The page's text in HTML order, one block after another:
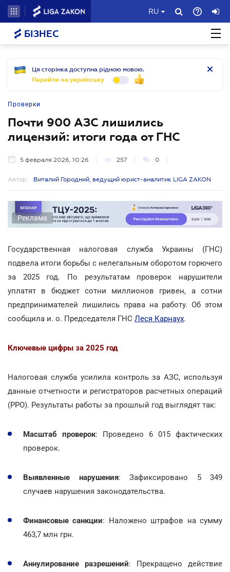
RU
БІЗНЕС
Ця сторінка доступна рідною мовою.
Перейти на українську
Проверки
Почти 900 АЗС лишились
лицензий: итоги года от ГНС
5 февраля 2026, 10:26 257 0
Автор: Виталий Городний, ведущий юрист-аналитик LIGA ZAKON
Реклама
Государственная налоговая служба Украины (ГНС)
подвела итоги борьбы с нелегальным оборотом горючего
за 2025 год. По результатам проверок нарушители
уплатят в бюджет сотни миллионов гривен, а сотни
предпринимателей лишились права на работу. Об этом
сообщила и. о. Председателя ГНС Леся Карнаух.
Ключевые цифры за 2025 год
Налоговая служба усилила контроль за АЗС, используя
данные отчетности и регистраторов расчетных операций
(РРО). Результаты работы за прошлый год выглядят так:
Масштаб проверок: Проведено 6 015 фактических
проверок.
Выявленные нарушения: Зафиксировано 5 349
случаев нарушения законодательства.
Финансовые санкции: Наложено штрафов на сумму
463,7 млн грн.
Аннулирование разрешений: Прекращено действие